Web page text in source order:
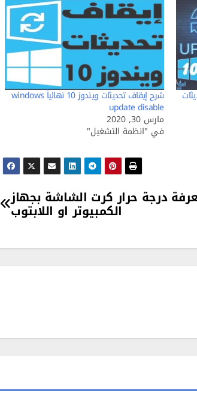
شرح إيقاف تحديثات ويندوز 10 نهائياً windows
update disable
مارس 30, 2020
في "انظمة التشغيل"
درجة حرار كرت الشاشة بجهاز
الكمبيوتر او اللابتوب